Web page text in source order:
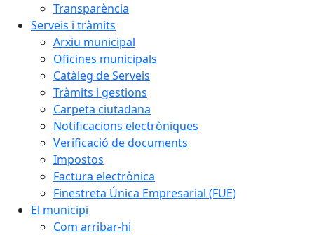
Transparència
Serveis i tràmits
Arxiu municipal
Oficines municipals
Catàleg de Serveis
Tràmits i gestions
Carpeta ciutadana
Notificacions electròniques
Verificació de documents
Impostos
Factura electrònica
Finestreta Única Empresarial (FUE)
El municipi
Com arribar-hi